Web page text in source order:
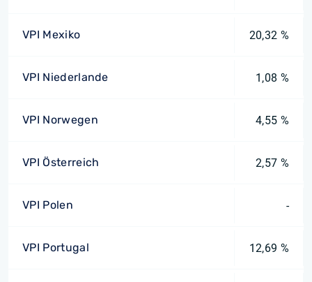
VPI Mexiko 20,32 %
VPI Niederlande 1,08 %
VPI Norwegen 4,55 %
VPI Österreich 2,57 %
VPI Polen -
VPI Portugal 12,69 %